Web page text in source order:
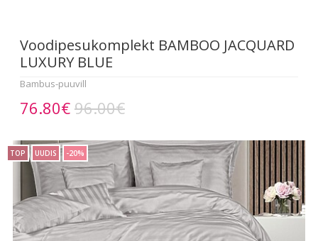
Voodipesukomplekt BAMBOO JACQUARD
LUXURY BLUE
Bambus-puuvill
76.80€ 96.00€
TOP UUDIS -20%